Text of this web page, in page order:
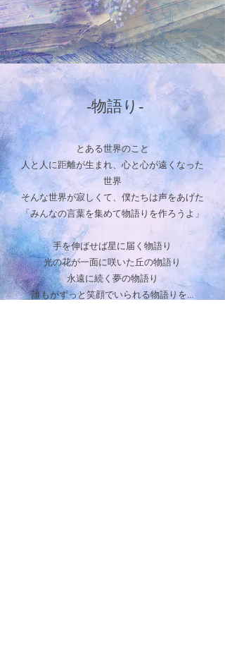
​ -物語り-
とある世界のこと
人と人に距離が生まれ、心と心が遠くなった
世界
そんな世界が寂しくて、僕たちは声をあげた
「みんなの言葉を集めて物語りを作ろうよ」
手を伸ばせば星に届く物語り
光の花が一面に咲いた丘の物語り
永遠に続く夢の物語り
誰もがずっと笑顔でいられる物語りを...​